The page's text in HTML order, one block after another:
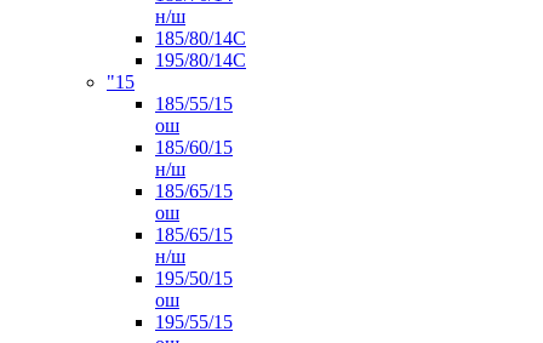
н/ш
185/80/14С
195/80/14C
"15
185/55/15
ош
185/60/15
н/ш
185/65/15
ош
185/65/15
н/ш
195/50/15
ош
195/55/15